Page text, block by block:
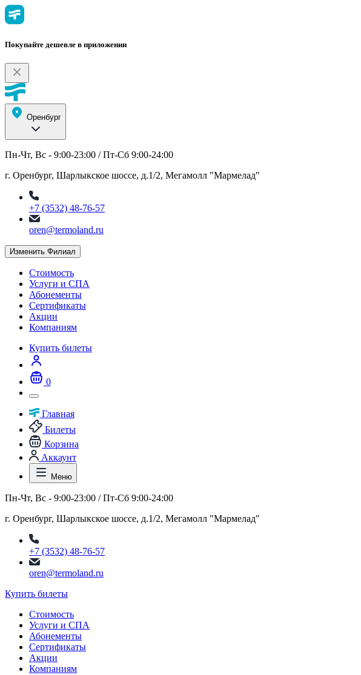
Покупайте дешевле в приложении
Оренбург
Пн-Чт, Вс - 9:00-23:00 / Пт-Сб 9:00-24:00
г. Оренбург, Шарлыкское шоссе, д.1/2, Мегамолл "Мармелад"
+7 (3532) 48-76-57
oren@termoland.ru
Изменить Филиал
Стоимость
Услуги и СПА
Абонементы
Сертификаты
Акции
Компаниям
Купить билеты
0
Главная
Билеты
Корзина
Аккаунт
Меню
Пн-Чт, Вс - 9:00-23:00 / Пт-Сб 9:00-24:00
г. Оренбург, Шарлыкское шоссе, д.1/2, Мегамолл "Мармелад"
+7 (3532) 48-76-57
oren@termoland.ru
Купить билеты
Стоимость
Услуги и СПА
Абонементы
Сертификаты
Акции
Компаниям